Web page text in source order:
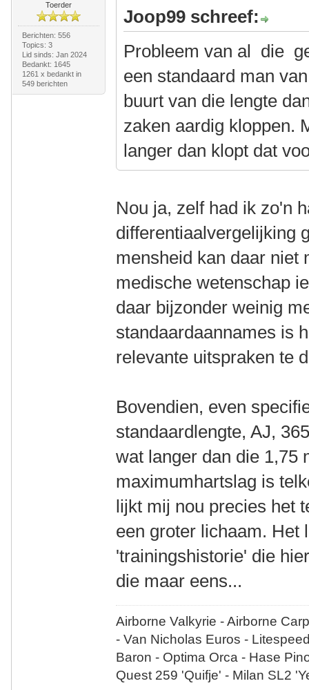
Toerder
Berichten: 556
Topics: 3
Lid sinds: Jan 2024
Bedankt: 1645
1261 x bedankt in
549 berichten
Joop99 schreef:
Probleem van al die
een standaard man
buurt van die lengte
zaken aardig kloppen.
langer dan klopt dat
Nou ja, zelf had ik zo'n
differentiaalvergelijking
mensheid kan daar niet
medische wetenschap
daar bijzonder weinig
standaardaannames is
relevante uitspraken te
Bovendien, even
standaardlengte, AJ,
wat langer dan die 1,75
maximumhartslag is
lijkt mij nou precies het
een groter lichaam. Het
'trainingshistorie' die
die maar eens...
Airborne Valkyrie - Airborne
- Van Nicholas Euros -
Baron - Optima Orca - Hase
Quest 259 'Quifje' - Milan SL2